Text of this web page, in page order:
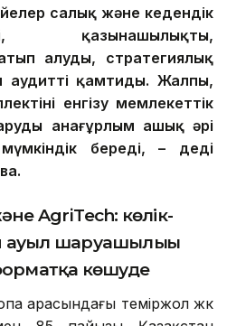
салық және кедендік
қазынашылықты,
алуды, стратегиялық
аудитті қамтиды. Жалпы,
ні енгізу мемлекеттік
анағұрлым ашық әрі
береді, – деді
.
AgriTech: көлік-
ауыл шаруашылығы
көшуде
арасындағы теміржол жүк